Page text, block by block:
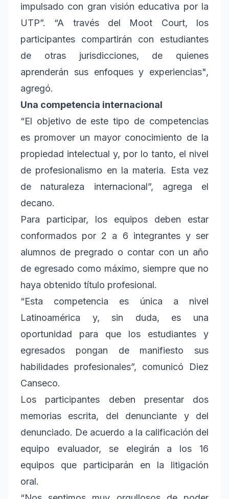
impulsado con gran visión educativa por la
UTP”. “A través del Moot Court, los
participantes compartirán con estudiantes
de otras jurisdicciones, de quienes
aprenderán sus enfoques y experiencias",
agregó.
Una competencia internacional
“El objetivo de este tipo de competencias
es promover un mayor conocimiento de la
propiedad intelectual y, por lo tanto, el nivel
de profesionalismo en la materia. Esta vez
de naturaleza internacional”, agrega el
decano.
Para participar, los equipos deben estar
conformados por 2 a 6 integrantes y ser
alumnos de pregrado o contar con un año
de egresado como máximo, siempre que no
haya obtenido título profesional.
“Esta competencia es única a nivel
Latinoamérica y, sin duda, es una
oportunidad para que los estudiantes y
egresados pongan de manifiesto sus
habilidades profesionales”, comunicó Diez
Canseco.
Los participantes deben presentar dos
memorias escrita, del denunciante y del
denunciado. De acuerdo a la calificación del
equipo evaluador, se elegirán a los 16
equipos que participarán en la litigación
oral.